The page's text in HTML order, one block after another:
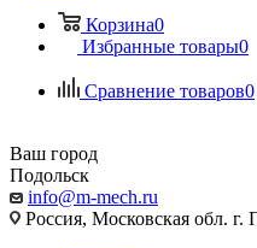
Корзина0
Избранные товары0
Сравнение товаров0
Ваш город
Подольск
info@m-mech.ru
Россия, Московская обл. г.